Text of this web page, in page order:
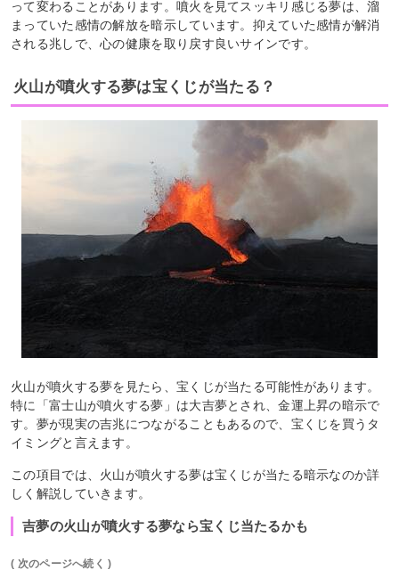
って変わることがあります。噴火を見てスッキリ感じる夢は、溜
まっていた感情の解放を暗示しています。抑えていた感情が解消
される兆しで、心の健康を取り戻す良いサインです。
火山が噴火する夢は宝くじが当たる？
火山が噴火する夢を見たら、宝くじが当たる可能性があります。
特に「富士山が噴火する夢」は大吉夢とされ、金運上昇の暗示で
す。夢が現実の吉兆につながることもあるので、宝くじを買うタ
イミングと言えます。
この項目では、火山が噴火する夢は宝くじが当たる暗示なのか詳
しく解説していきます。
吉夢の火山が噴火する夢なら宝くじ当たるかも
( 次のページへ続く )